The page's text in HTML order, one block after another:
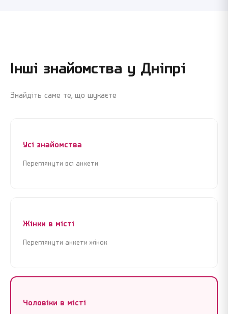
Інші знайомства у Дніпрі
Знайдіть саме те, що шукаєте
Усі знайомства
Переглянути всі анкети
Жінки в місті
Переглянути анкети жінок
Чоловіки в місті